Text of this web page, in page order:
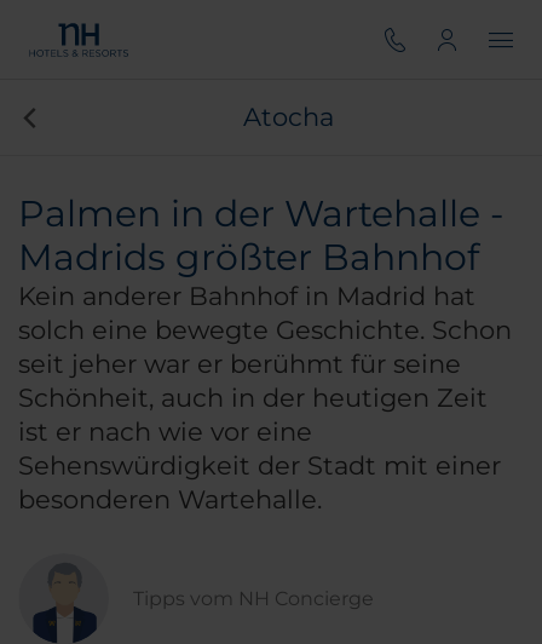
Atocha
Palmen in der Wartehalle -
Madrids größter Bahnhof
Kein anderer Bahnhof in Madrid hat
solch eine bewegte Geschichte. Schon
seit jeher war er berühmt für seine
Schönheit, auch in der heutigen Zeit
ist er nach wie vor eine
Sehenswürdigkeit der Stadt mit einer
besonderen Wartehalle.
Tipps vom NH Concierge